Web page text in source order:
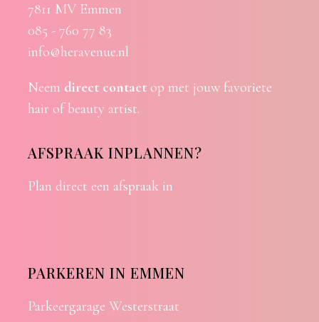
7811 MV Emmen
085 - 760 77 83
info@heravenue.nl
Neem direct contactop met jouw favoriete
hair of beauty artist.
AFSPRAAK INPLANNEN?
Plan direct een afspraak in
PARKEREN IN EMMEN
Parkeergarage Westerstraat